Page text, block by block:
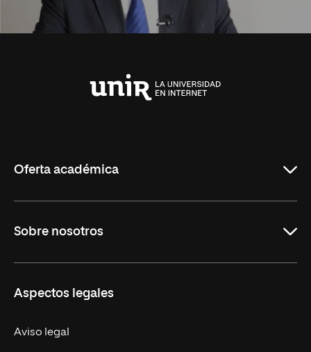
Oferta académica
Maestrías
Sobre nosotros
Trabaja en UNIR
Actualidad
Aspectos legales
Aviso legal